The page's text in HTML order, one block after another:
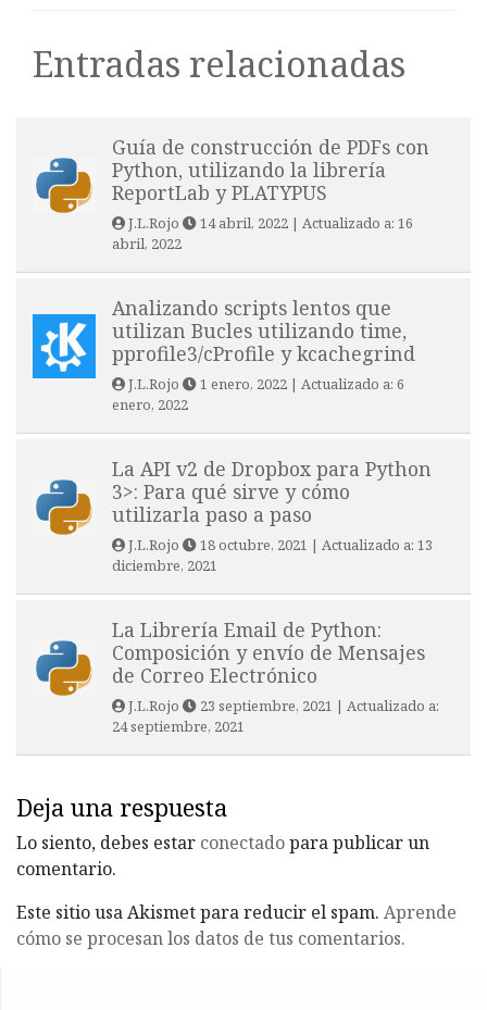
Entradas relacionadas
Guía de construcción de PDFs con
Python, utilizando la librería
ReportLab y PLATYPUS
J.L.Rojo 14 abril, 2022 | Actualizado a:16
abril, 2022
Analizando scripts lentos que
utilizan Bucles utilizando time,
pprofile3/cProfile y kcachegrind
J.L.Rojo 1 enero, 2022 | Actualizado a:6
enero, 2022
La API v2 de Dropbox para Python
3>: Para qué sirve y cómo
utilizarla paso a paso
J.L.Rojo 18 octubre, 2021 | Actualizado a:13
diciembre, 2021
La Librería Email de Python:
Composición y envío de Mensajes
de Correo Electrónico
J.L.Rojo 23 septiembre, 2021 | Actualizado a:
24 septiembre, 2021
Deja una respuesta
Lo siento, debes estar conectadopara publicar un
comentario.
Este sitio usa Akismet para reducir el spam. Aprende
cómo se procesan los datos de tus comentarios.